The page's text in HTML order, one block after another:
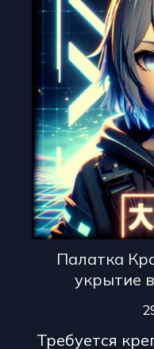
Палатка
укрытие
Требуется